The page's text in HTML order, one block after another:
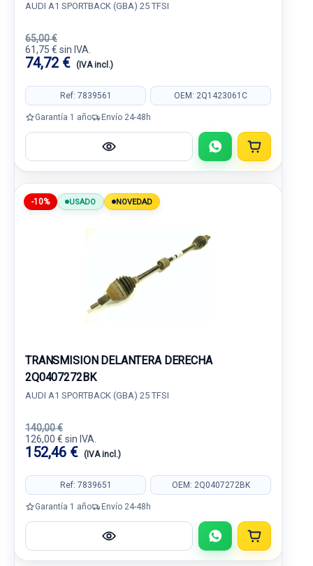
AUDI A1 SPORTBACK (GBA) 25 TFSI
65,00 €
61,75 € sin IVA.
74,72 € (IVA incl.)
Ref: 7839561 OEM: 2Q1423061C
Garantía 1 año Envío 24-48h
-10% USADO NOVEDAD
TRANSMISION DELANTERA DERECHA
2Q0407272BK
AUDI A1 SPORTBACK (GBA) 25 TFSI
140,00 €
126,00 € sin IVA.
152,46 € (IVA incl.)
Ref: 7839651 OEM: 2Q0407272BK
Garantía 1 año Envío 24-48h